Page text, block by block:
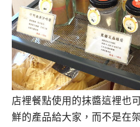
店裡餐點使用的抹醬這裡也
鮮的產品給大家，而不是在